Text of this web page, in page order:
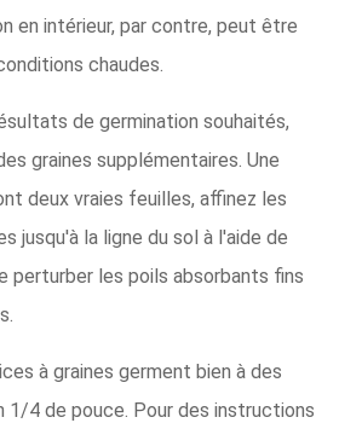
en intérieur, par contre, peut être
chaudes.
de germination souhaités,
graines supplémentaires. Une
deux vraies feuilles, affinez les
jusqu'à la ligne du sol à l'aide de
perturber les poils absorbants fins
à graines germent bien à des
1/4 de pouce. Pour des instructions